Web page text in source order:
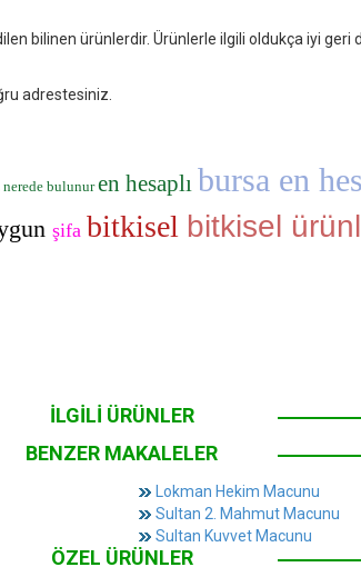
bilinen ürünlerdir. Ürünlerle ilgili oldukça iyi geri
adrestesiniz.
nerede bulunuren hesaplı bursa en
şifa bitkisel bitkisel
İLGİLİ ÜRÜNLER
BENZER MAKALELER
Lokman Hekim Macunu
Sultan 2. Mahmut Macunu
Sultan Kuvvet Macunu
ÖZEL ÜRÜNLER